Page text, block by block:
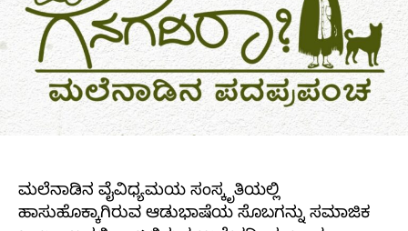
ಮಲೆನಾಡಿನ ವೈವಿಧ್ಯಮಯ ಸಂಸ್ಕೃತಿಯಲ್ಲಿ
ಹಾಸುಹೊಕ್ಕಾಗಿರುವ ಆಡುಭಾಷೆಯ ಸೊಬಗನ್ನು ಸಮಾಜಿಕ